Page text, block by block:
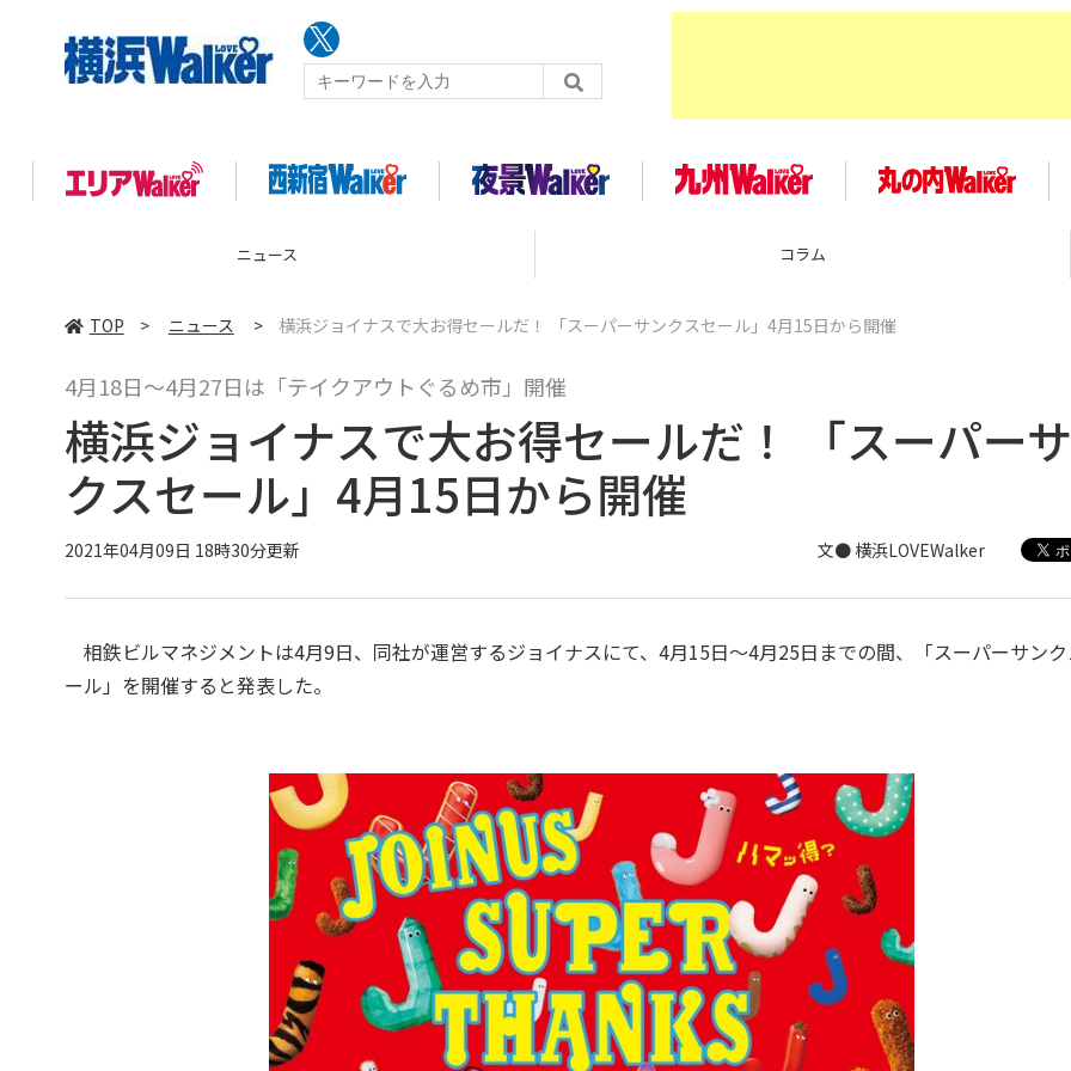
ニュース コラム
TOP > ニュース > 横浜ジョイナスで大お得セールだ！ 「スーパーサンクスセール」4月15日から開催
4月18日～4月27日は「テイクアウトぐるめ市」開催
横浜ジョイナスで大お得セールだ！ 「スーパー
クスセール」4月15日から開催
2021年04月09日 18時30分更新 文● 横浜LOVEWalker
相鉄ビルマネジメントは4月9日、同社が運営するジョイナスにて、4月15日～4月25日までの間、「スーパーサン
ール」を開催すると発表した。